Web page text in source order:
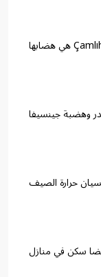
الهضاب:** الميزة الأكثر شهرة في Çamlıhemşin هي هضابها
وهضبة جينسيفا
حرارة الصيف
سكن في منازل